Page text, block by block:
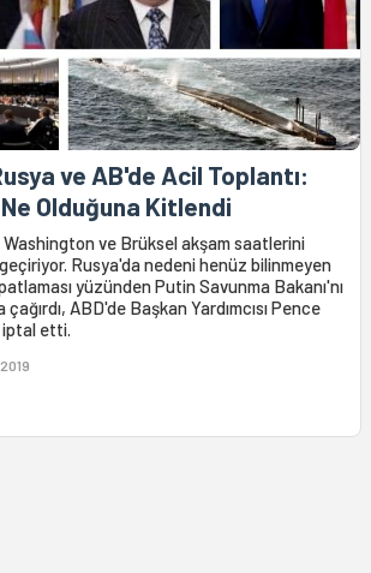
ve AB'de Acil Toplantı:
Olduğuna Kitlendi
Washington ve Brüksel akşam saatlerini
Rusya'da nedeni henüz bilinmeyen
yüzünden Putin Savunma Bakanı'nı
çağırdı, ABD'de Başkan Yardımcısı Pence
etti.